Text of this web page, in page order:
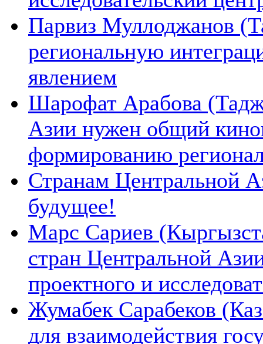
Парвиз Муллоджанов
региональную
явлением
Шарофат Арабова
Азии нужен общий
формированию
Странам Центральной
будущее!
Марс Сариев
стран Центральной
проектного и
Жумабек Сарабеков
для взаимодействия